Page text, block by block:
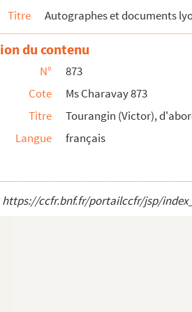
1823)
historien
maire de Lyon en 1870, sénateur du
Titre
Autographes et documents
du contenu
N°
873
Cote
Ms Charavay 873
Titre
Tourangin (Victor),
Langue
français
https://ccfr.bnf.fr/portailccfr/jsp/